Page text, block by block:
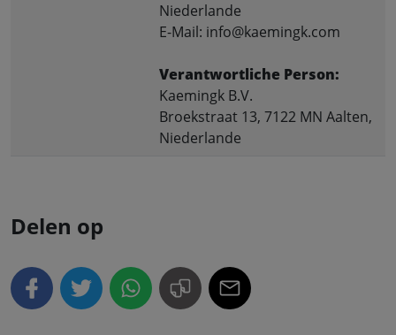
Niederlande
E-Mail: info@kaemingk.com
Verantwortliche Person:
Kaemingk B.V.
Broekstraat 13, 7122 MN Aalten,
Niederlande
Delen op